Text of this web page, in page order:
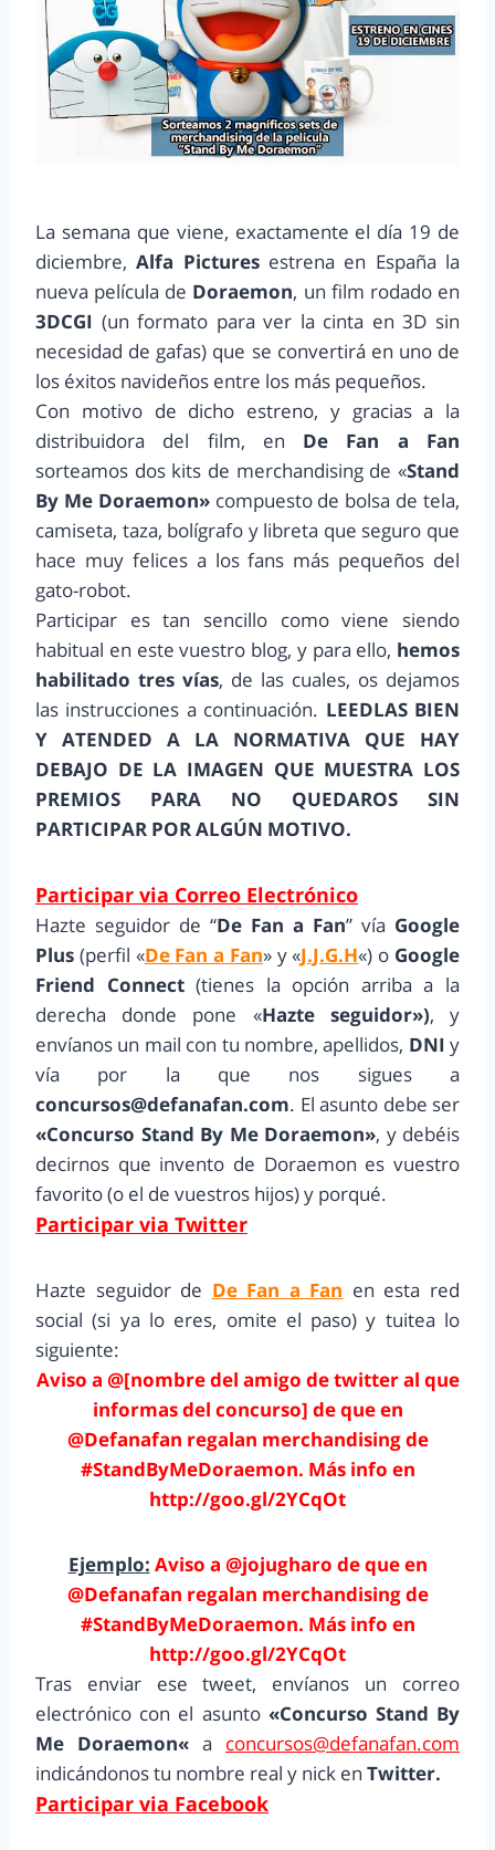
La semana que viene, exactamente el día 19 de
diciembre,Alfa Picturesestrena en España la
nueva película de Doraemon, un film rodado en
3DCGI (un formato para ver la cinta en 3D sin
necesidad de gafas) que se convertirá en uno de
los éxitos navideños entre los más pequeños.
Con motivo de dicho estreno, y gracias a la
distribuidora del film, en De Fan a Fan
sorteamos dos kits de merchandising de «Stand
By Me Doraemon»compuesto de bolsa de tela,
camiseta, taza, bolígrafo y libreta que seguro que
hace muy felices a los fans más pequeños del
gato-robot.
Participar es tan sencillo como viene siendo
habitual en este vuestro blog, y para ello, hemos
habilitado tres vías, de las cuales, os dejamos
las instrucciones a continuación. LEEDLAS BIEN
Y ATENDED A LA NORMATIVA QUE HAY
DEBAJO DE LA IMAGEN QUE MUESTRA LOS
PREMIOS PARA NO QUEDAROS SIN
PARTICIPAR POR ALGÚN MOTIVO.
Participar via Correo Electrónico
Hazte seguidor de “De Fan a Fan” vía Google
Plus (perfil «De Fan a Fan» y «J.J.G.H«) o Google
Friend Connect(tienes la opción arriba a la
derecha donde pone «Hazte seguidor»), y
envíanos un mail con tu nombre, apellidos, DNI y
vía por la que nos sigues a
concursos@defanafan.com. El asunto debe ser
«Concurso Stand By Me Doraemon», y debéis
decirnos que invento de Doraemon es vuestro
favorito (o el de vuestros hijos) y porqué.
Participar via Twitter
Hazte seguidor de De Fan a Fan en esta red
social (si ya lo eres, omite el paso) y tuitea lo
siguiente:
Aviso a @[nombre del amigo de twitter al que
informas del concurso] de que en
@Defanafan regalan merchandising de
#StandByMeDoraemon. Más info en
http://goo.gl/2YCqOt
Ejemplo: Aviso a @jojugharo de que en
@Defanafan regalan merchandising de
#StandByMeDoraemon. Más info en
http://goo.gl/2YCqOt
Tras enviar ese tweet, envíanos un correo
electrónico con el asunto «Concurso Stand By
Me Doraemon« a concursos@defanafan.com
indicándonos tu nombre real y nick en Twitter.
Participar via Facebook